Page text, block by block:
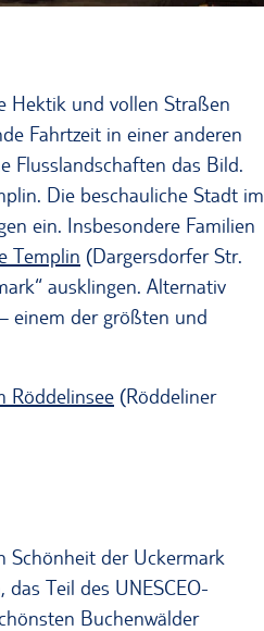
Hektik und vollen Straßen
Fahrtzeit in einer anderen
Flusslandschaften das Bild.
Die beschauliche Stadt im
ein. Insbesondere Familien
Templin (Dargersdorfer Str.
ausklingen. Alternativ
einem der größten und
Röddelinsee (Röddeliner
Schönheit der Uckermark
Teil des UNESCEO-
Buchenwälder